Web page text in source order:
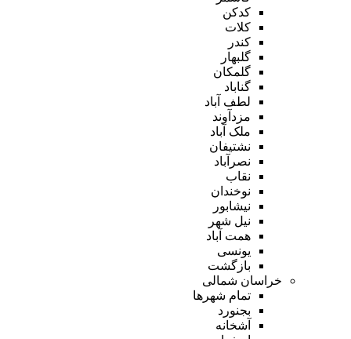
کدکن
کلات
کندر
گلبهار
گلمکان
گناباد
لطف آباد
مزدآوند
ملک آباد
نشتیفان
نصرآباد
نقاب
نوخندان
نیشابور
نیل شهر
همت آباد
یونسی
بازگشت
خراسان شمالی
تمام شهر‌ها
بجنورد
آشخانه